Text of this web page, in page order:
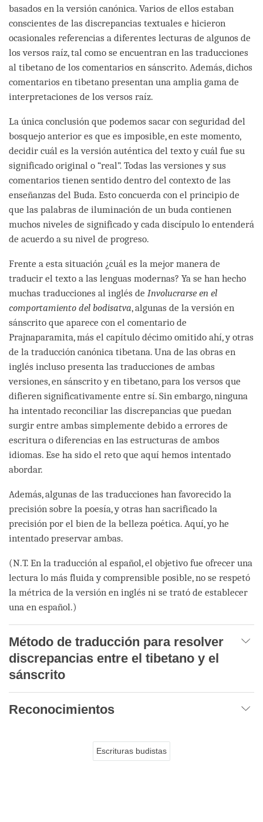
basados en la versión canónica. Varios de ellos estaban
conscientes de las discrepancias textuales e hicieron
ocasionales referencias a diferentes lecturas de algunos de
los versos raíz, tal como se encuentran en las traducciones
al tibetano de los comentarios en sánscrito. Además, dichos
comentarios en tibetano presentan una amplia gama de
interpretaciones de los versos raíz.
La única conclusión que podemos sacar con seguridad del
bosquejo anterior es que es imposible, en este momento,
decidir cuál es la versión auténtica del texto y cuál fue su
significado original o “real”. Todas las versiones y sus
comentarios tienen sentido dentro del contexto de las
enseñanzas del Buda. Esto concuerda con el principio de
que las palabras de iluminación de un buda contienen
muchos niveles de significado y cada discípulo lo entenderá
de acuerdo a su nivel de progreso.
Frente a esta situación ¿cuál es la mejor manera de
traducir el texto a las lenguas modernas? Ya se han hecho
muchas traducciones al inglés de Involucrarse en el
comportamiento del bodisatva, algunas de la versión en
sánscrito que aparece con el comentario de
Prajnaparamita, más el capítulo décimo omitido ahí, y otras
de la traducción canónica tibetana. Una de las obras en
inglés incluso presenta las traducciones de ambas
versiones, en sánscrito y en tibetano, para los versos que
difieren significativamente entre sí. Sin embargo, ninguna
ha intentado reconciliar las discrepancias que puedan
surgir entre ambas simplemente debido a errores de
escritura o diferencias en las estructuras de ambos
idiomas. Ese ha sido el reto que aquí hemos intentado
abordar.
Además, algunas de las traducciones han favorecido la
precisión sobre la poesía, y otras han sacrificado la
precisión por el bien de la belleza poética. Aquí, yo he
intentado preservar ambas.
(N.T. En la traducción al español, el objetivo fue ofrecer una
lectura lo más fluida y comprensible posible, no se respetó
la métrica de la versión en inglés ni se trató de establecer
una en español.)
Método de traducción para resolver
discrepancias entre el tibetano y el
sánscrito
Reconocimientos
Escrituras budistas